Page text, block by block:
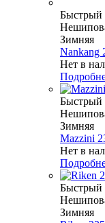
Быстрый
Зимняя
Nankang
Нет в
Быстрый
Зимняя
Mazzini
Нет в
Быстрый
Зимняя